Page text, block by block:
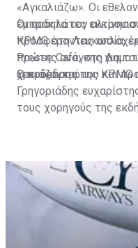
«Αγκαλιάζω». Οι
έμπρακτα τον
προσφέροντας
πρώτης ανάγκης για
χρειάζονται.
Οι ποδηλάτες
KPMG στη Λευκωσία,
Presse Cafe, στη
ξεκούραση όπου και
Ο πρόεδρος της KPMG
Γρηγοριάδης
τους χορηγούς της
καθόλη τη διάρκεια
Podilates.com για την
την QUATRI FUN για
ηλεκτρικά
και μεγάλοι και την
ενημέρωση αναφορικά